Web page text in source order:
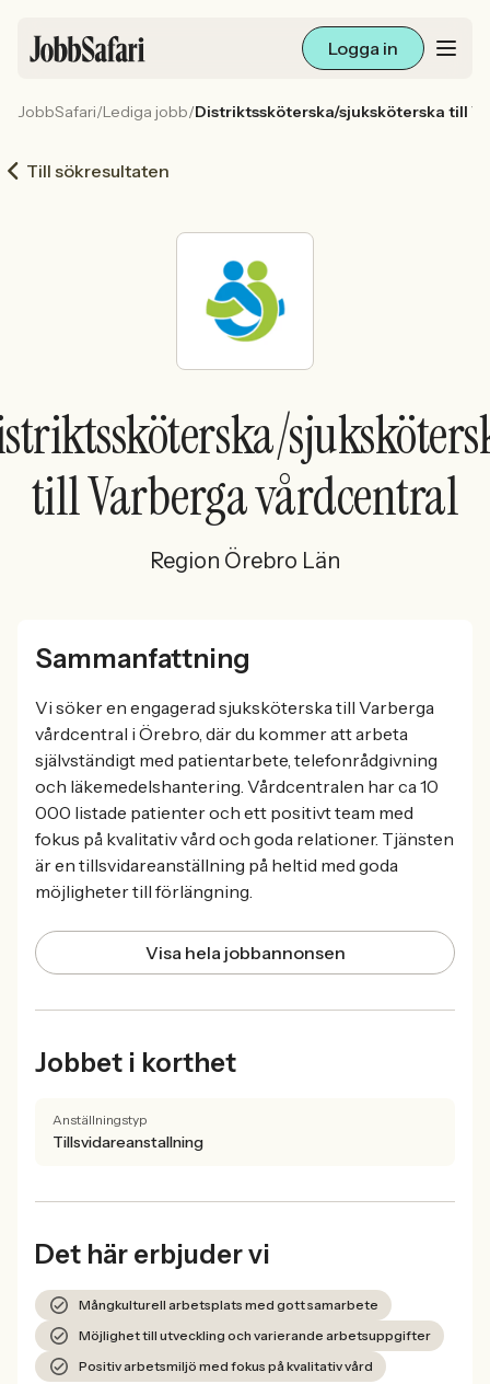
Logga in
Arbetsliv och karriär
För arbetsgivare
Sök med AI
Ny här? Skapa konto
JobbSafari/Lediga jobb/Distriktssköterska/sjuksköterska till
Till sökresultaten
till Varberga vårdcentral
Region Örebro Län
Sammanfattning
Vi söker en engagerad sjuksköterska till Varberga
vårdcentral i Örebro, där du kommer att arbeta
självständigt med patientarbete, telefonrådgivning
och läkemedelshantering. Vårdcentralen har ca 10
000 listade patienter och ett positivt team med
fokus på kvalitativ vård och goda relationer. Tjänsten
är en tillsvidareanställning på heltid med goda
möjligheter till förlängning.
Visa hela jobbannonsen
Jobbet i korthet
Anställningstyp
Tillsvidareanstallning
Det här erbjuder vi
Mångkulturell arbetsplats med gott samarbete
Möjlighet till utveckling och varierande arbetsuppgifter
Positiv arbetsmiljö med fokus på kvalitativ vård